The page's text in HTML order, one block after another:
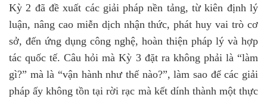
Kỳ 2 đã đề xuất cácgiải pháp nền tảng, từ kiên định lý
luận, nâng cao miễn dịch nhận thức, phát huy vai trò cơ
sở, đến ứng dụng công nghệ, hoàn thiện pháp lý và hợp
tác quốc tế. Câu hỏi mà Kỳ 3 đặt ra không phải là “làm
gì?” mà là “vận hành như thế nào?”, làm sao để các giải
pháp ấy không tồn tại rời rạc mà kết dính thành một thực